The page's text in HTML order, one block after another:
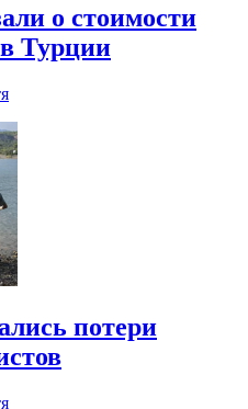
о стоимости
Турции
потери